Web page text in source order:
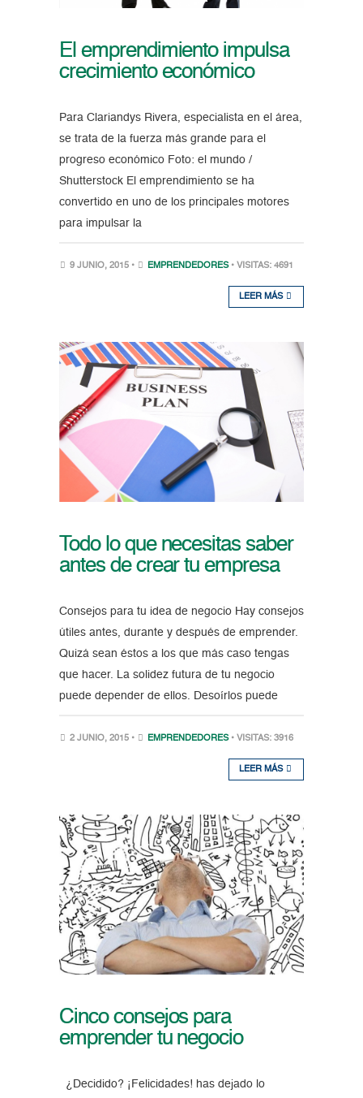
El emprendimiento impulsa
crecimiento económico
Para Clariandys Rivera, especialista en el área,
se trata de la fuerza más grande para el
progreso económico Foto: el mundo /
Shutterstock El emprendimiento se ha
convertido en uno de los principales motores
para impulsar la
9 JUNIO, 2015 • EMPRENDEDORES • VISITAS: 4691
LEER MÁS
Todo lo que necesitas saber
antes de crear tu empresa
Consejos para tu idea de negocio Hay consejos
útiles antes, durante y después de emprender.
Quizá sean éstos a los que más caso tengas
que hacer. La solidez futura de tu negocio
puede depender de ellos. Desoírlos puede
2 JUNIO, 2015 • EMPRENDEDORES • VISITAS: 3916
LEER MÁS
Cinco consejos para
emprender tu negocio
¿Decidido? ¡Felicidades! has dejado lo